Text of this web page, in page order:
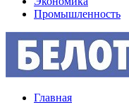
Промышленность
Главная